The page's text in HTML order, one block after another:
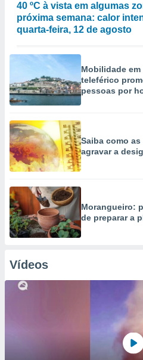
40 ºC à vista em algumas
próxima semana: calor
quarta-feira, 12 de agosto
Mobilidade
teleférico
pessoas por
Saiba como
agravar a
Morangueiro:
de preparar a
Vídeos